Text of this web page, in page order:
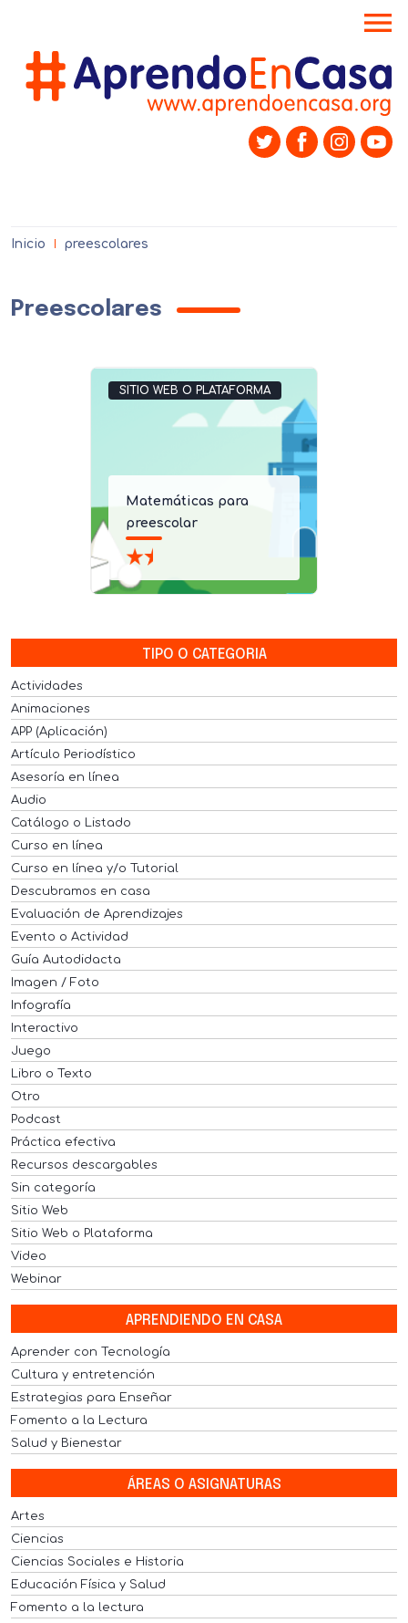
menu
Inicio preescolares
Preescolares
SITIO WEB O PLATAFORMA
Matemáticas para
preescolar
TIPO O CATEGORIA
Actividades
Animaciones
APP (Aplicación)
Artículo Periodístico
Asesoría en línea
Audio
Catálogo o Listado
Curso en línea
Curso en línea y/o Tutorial
Descubramos en casa
Evaluación de Aprendizajes
Evento o Actividad
Guía Autodidacta
Imagen / Foto
Infografía
Interactivo
Juego
Libro o Texto
Otro
Podcast
Práctica efectiva
Recursos descargables
Sin categoría
Sitio Web
Sitio Web o Plataforma
Video
Webinar
APRENDIENDO EN CASA
Aprender con Tecnología
Cultura y entretención
Estrategias para Enseñar
Fomento a la Lectura
Salud y Bienestar
ÁREAS O ASIGNATURAS
Artes
Ciencias
Ciencias Sociales e Historia
Educación Física y Salud
Fomento a la lectura